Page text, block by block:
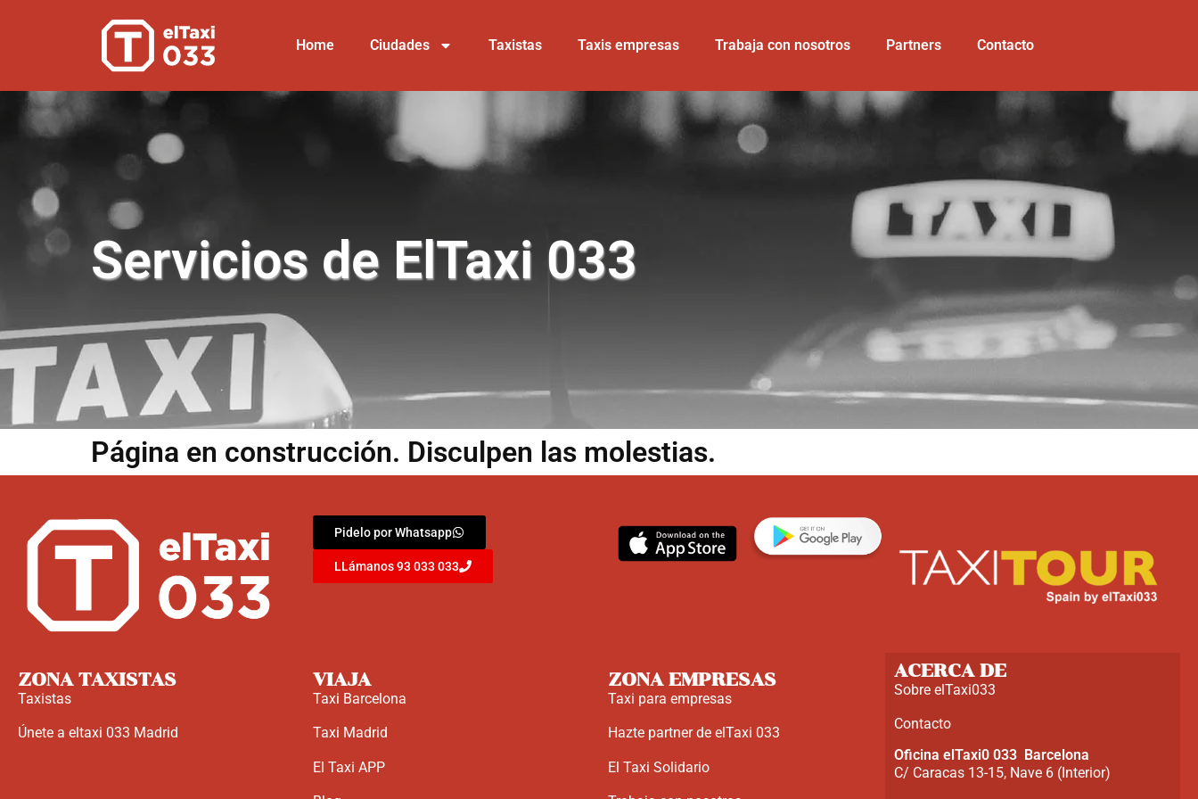
Home Ciudades Taxistas Taxis empresas Trabaja con nosotros Partners Contacto
Servicios de ElTaxi 033
Página en construcción. Disculpen las molestias.
Pidelo por Whatsapp
LLámanos 93 033 033
ZONA TAXISTAS
Taxistas
Únete a eltaxi 033 Madrid
VIAJA
Taxi Barcelona
Taxi Madrid
El Taxi APP
ZONA EMPRESAS
Taxi para empresas
Hazte partner de elTaxi 033
El Taxi Solidario
ACERCA DE
Sobre elTaxi033
Contacto
Oficina elTaxi0 033 Barcelona
C/ Caracas 13-15, Nave 6 (Interior)